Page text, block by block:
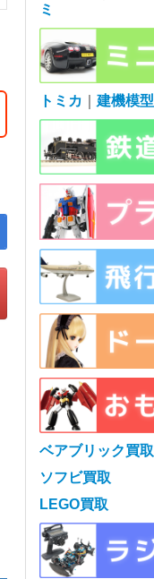
ミ
トミカ 建機模型
ベアブリック買取
ソフビ買取
LEGO買取